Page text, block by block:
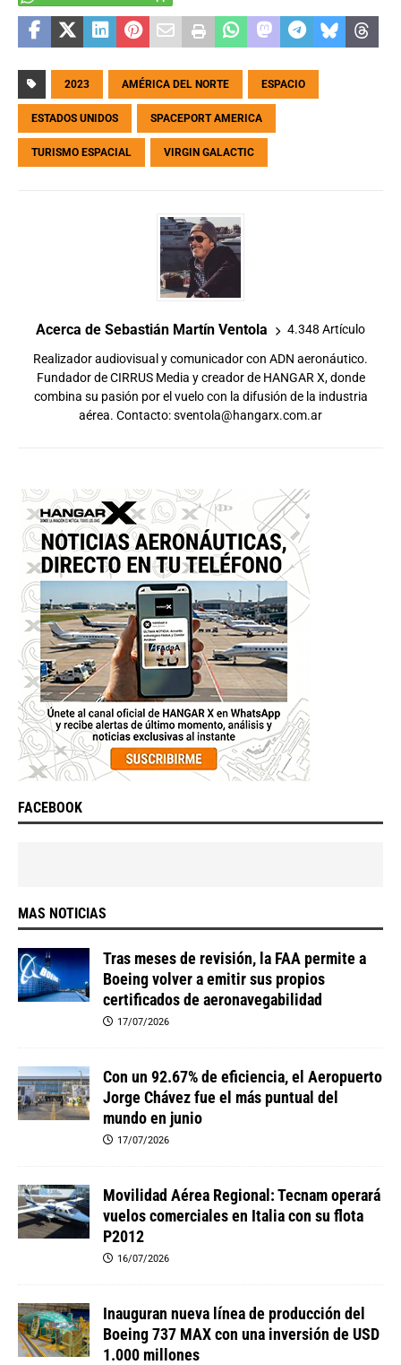
2023 AMÉRICA DEL NORTE ESPACIO
ESTADOS UNIDOS SPACEPORT AMERICA
TURISMO ESPACIAL VIRGIN GALACTIC
Acerca de Sebastián Martín Ventola 4.348 Artículo
Realizador audiovisual y comunicador con ADN aeronáutico.
Fundador de CIRRUS Media y creador de HANGAR X, donde
combina su pasión por el vuelo con la difusión de la industria
aérea. Contacto:sventola@hangarx.com.ar
FACEBOOK
MAS NOTICIAS
Tras meses de revisión, la FAA permite a
Boeing volver a emitir sus propios
certificados de aeronavegabilidad
17/07/2026
Con un 92.67% de eficiencia, el Aeropuerto
Jorge Chávez fue el más puntual del
mundo en junio
17/07/2026
Movilidad Aérea Regional: Tecnam operará
vuelos comerciales en Italia con su flota
P2012
16/07/2026
Inauguran nueva línea de producción del
Boeing 737 MAX con una inversión de USD
1.000 millones